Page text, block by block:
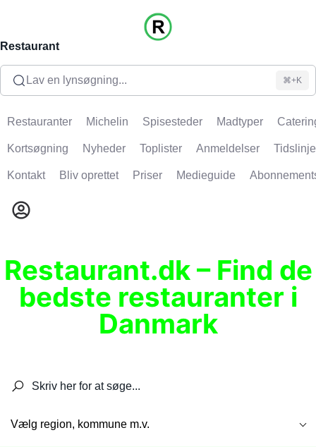
Restaurant
Lav en lynsøgning... ⌘+K
Restauranter Michelin Spisesteder Madtyper
Kortsøgning Nyheder Toplister Anmeldelser Tidslinje
Kontakt Bliv oprettet Priser Medieguide
Restaurant.dk – Find de
bedste restauranter i
Danmark
Vælg region, kommune m.v.